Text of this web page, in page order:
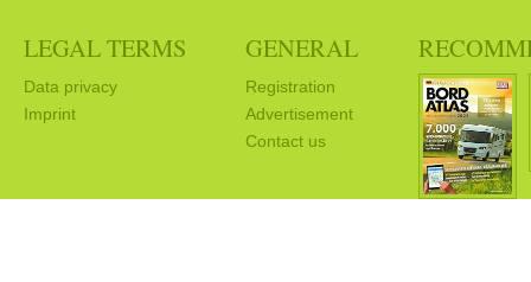
LEGAL TERMS
Data privacy
Imprint
GENERAL
Registration
Advertisement
Contact us